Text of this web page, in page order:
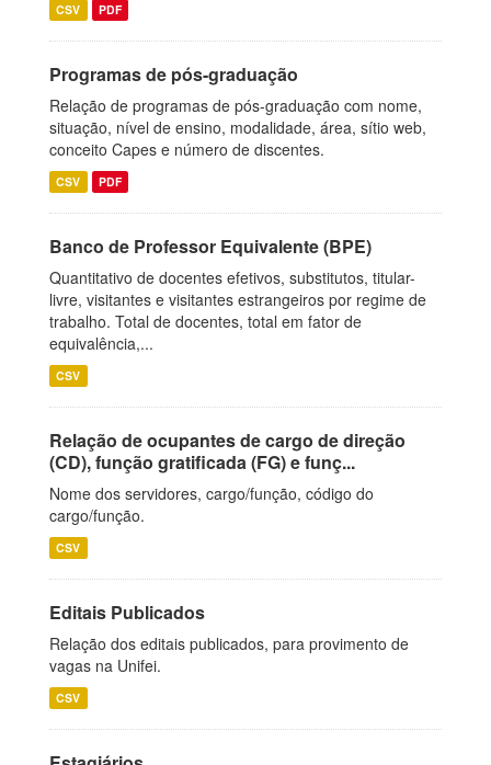
CSV PDF
Programas de pós-graduação
Relação de programas de pós-graduação com nome,
situação, nível de ensino, modalidade, área, sítio web,
conceito Capes e número de discentes.
CSV PDF
Banco de Professor Equivalente (BPE)
Quantitativo de docentes efetivos, substitutos, titular-
livre, visitantes e visitantes estrangeiros por regime de
trabalho. Total de docentes, total em fator de
equivalência,...
CSV
Relação de ocupantes de cargo de direção
(CD), função gratificada (FG) e funç...
Nome dos servidores, cargo/função, código do
cargo/função.
CSV
Editais Publicados
Relação dos editais publicados, para provimento de
vagas na Unifei.
CSV